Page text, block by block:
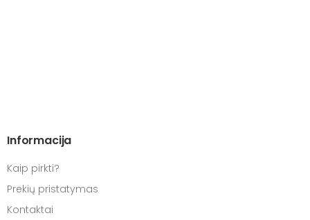
Informacija
Kaip pirkti?
Prekių pristatymas
Kontaktai